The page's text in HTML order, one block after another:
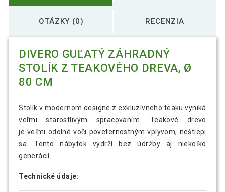
OTÁZKY (0) RECENZIA
DIVERO GUĽATÝ ZÁHRADNÝ
STOLÍK Z TEAKOVÉHO DREVA, Ø
80 CM
Stolík v modernom designe z exkluzívneho teaku vyniká
veľmi starostlivým spracovaním. Teakové drevo
je veľmi odolné voči poveternostným vplyvom, neštiepi
sa. Tento nábytok vydrží bez údržby aj niekoľko
generácií.
Technické údaje: